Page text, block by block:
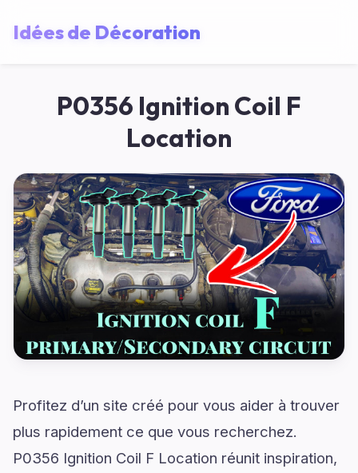
Idées de Décoration
P0356 Ignition Coil F
Location
Profitez d’un site créé pour vous aider à trouver
plus rapidement ce que vous recherchez.
P0356 Ignition Coil F Location réunit inspiration,